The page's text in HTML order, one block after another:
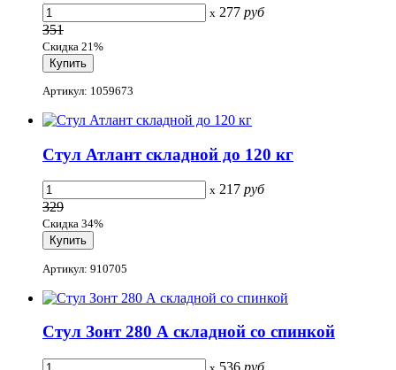
x 277 руб
351
Скидка 21%
Артикул: 1059673
Стул Атлант складной до 120 кг
x 217 руб
329
Скидка 34%
Артикул: 910705
Стул Зонт 280 А складной со спинкой
536 руб